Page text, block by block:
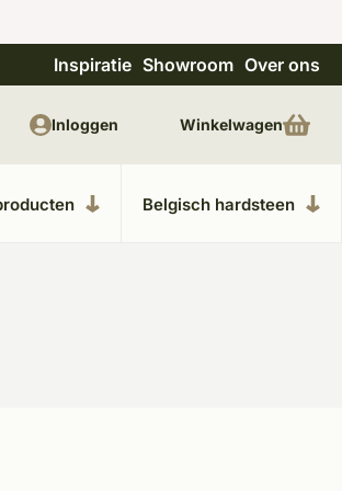
showroom in Kesteren Unieke
Inspiratie Showroom Over ons
Belgisch hardsteen
Inloggen Winkelwagen